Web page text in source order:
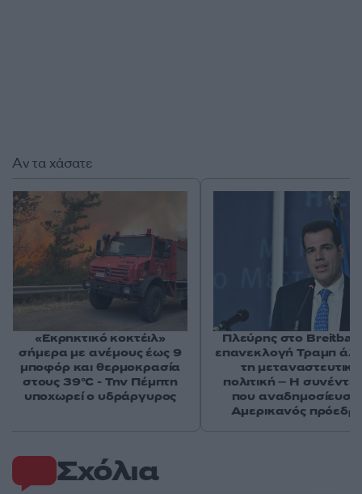
Σχόλια
Αν τα χάσατε
«Εκρηκτικό κοκτέιλ»
σήμερα με ανέμους έως 9
μποφόρ και θερμοκρασία
στους 39°C - Την Πέμπτη
υποχωρεί ο υδράργυρος
Πλεύρης στο
επανεκλογή Τραμπ
τη μεταναστευτική
πολιτική – Η
που αναδημοσίευσε
Αμερικανός